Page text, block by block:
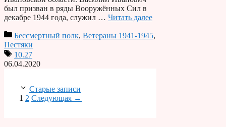
был призван в ряды Вооружённых Сил в
декабре 1944 года, служил … Читать далее
Бессмертный полк, Ветераны 1941-1945,
Пестяки
10.27
06.04.2020
Старые записи
Страница
1 Страница
2 Следующая →